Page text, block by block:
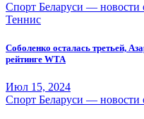
Спорт Беларуси — новости
Теннис
Соболенко осталась третьей,
рейтинге WTA
Июл 15, 2024
Спорт Беларуси — новости